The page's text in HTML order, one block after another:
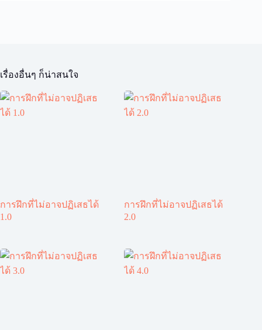
เรื่องอื่นๆ ก็น่าสนใจ
การฝึกที่ไม่อาจปฏิเสธได้
1.0
การฝึกที่ไม่อาจปฏิเสธได้
2.0